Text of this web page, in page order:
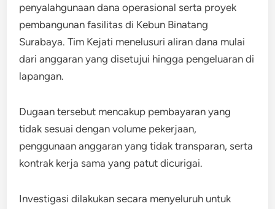
penyalahgunaan dana operasional serta proyek
pembangunan fasilitas di Kebun Binatang
Surabaya. Tim Kejati menelusuri aliran dana mulai
dari anggaran yang disetujui hingga pengeluaran di
lapangan.
Dugaan tersebut mencakup pembayaran yang
tidak sesuai dengan volume pekerjaan,
penggunaan anggaran yang tidak transparan, serta
kontrak kerja sama yang patut dicurigai.
Investigasi dilakukan secara menyeluruh untuk